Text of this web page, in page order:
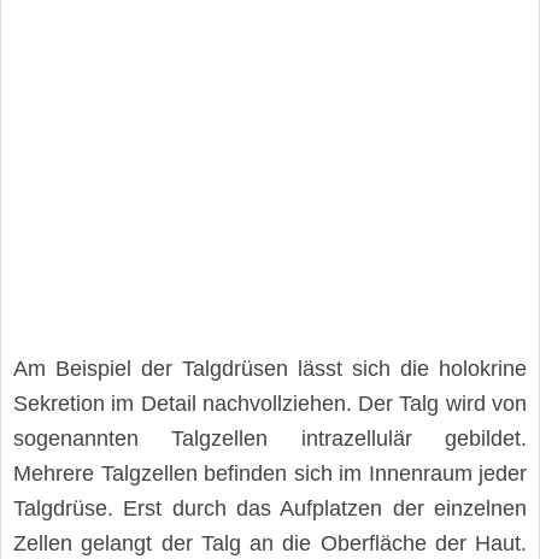
Am Beispiel der Talgdrüsen lässt sich die holokrine
Sekretion im Detail nachvollziehen. Der Talg wird von
sogenannten Talgzellen intrazellulär gebildet.
Mehrere Talgzellen befinden sich im Innenraum jeder
Talgdrüse. Erst durch das Aufplatzen der einzelnen
Zellen gelangt der Talg an die Oberfläche der Haut.